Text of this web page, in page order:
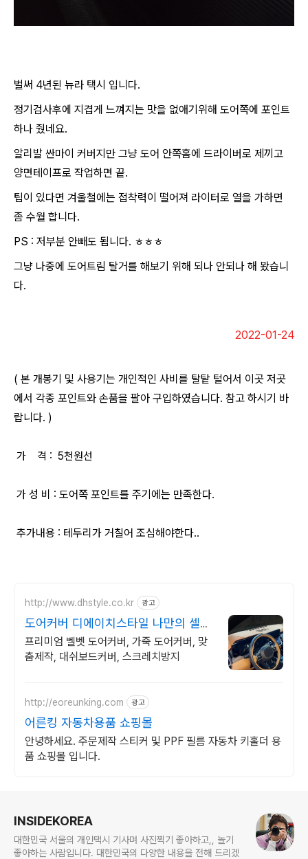
벌써 4년된 뉴라 택시 입니다.
정기검사후에 지겹게 느껴지는 맛을 없애기위해 도어쪽에 포인트
하나 줬네요.
알리발 싼마이 커버지만 그냥 도어 안쪽홈에 드라이버로 제끼고
양면테이프로 작업하면 끝.
팁이 있다면 겨울철에는 접착력이 떨어져 라이터로 열을 가하면
좀 수월 합니다.
PS : 저부분 안빼도 됩니다. ㅎㅎㅎ
그냥 나중에 도어트림 탈거를 해보기 위해 되나 안되나 해 봤습니
다.
2022-01-24
( 본 개봉기 및 사용기는 개인적인 사비를 탈탙 털어서 이곳 저곳
에서 각종 포인트와 손품을 팔아 구입하였습니다. 참고 하시기 바
랍니다. )
가 격 : 5천원선
가 성 비 : 도어쪽 포인트를 주기에는 만족한다.
추가내용 : 테두리가 거칠어 조심해야한다..
http://www.dhstyle.co.kr 광고
도어커버 디에이치스타일 나만의 셀프
드레스업 용품
프리미엄 벨벳 도어커버, 가죽 도어커버, 맞
춤제작, 대쉬보드커버, 스크레치방지
http://eoreunking.com 광고
어른킹 자동차용품 쇼핑몰
안녕하세요. 주문제작 스티커 및 PPF 필름 자동차 키홀더 용
품 쇼핑몰 입니다.
INSIDEKOREA
대한민국 서울의 개인택시 기사며 사진찍기 좋아하고,, 놀기
좋아하는 사람입니다. 대한민국의 다양한 내용을 전해 드리겠